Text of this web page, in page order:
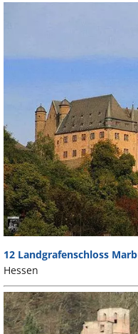
12 Landgrafenschloss
Hessen